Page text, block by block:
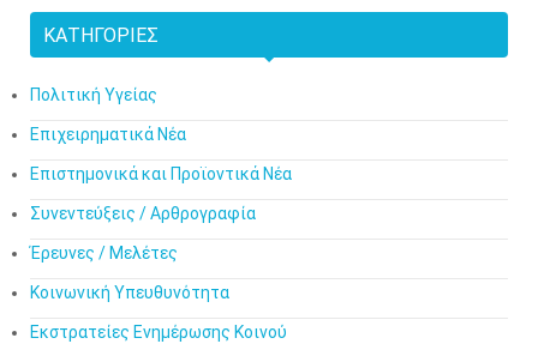
ΚΑΤΗΓΟΡΊΕΣ
Πολιτική Υγείας
Επιχειρηματικά Νέα
Επιστημονικά και Προϊοντικά Νέα
Συνεντεύξεις / Αρθρογραφία
Έρευνες / Μελέτες
Κοινωνική Υπευθυνότητα
Εκστρατείες Ενημέρωσης Κοινού